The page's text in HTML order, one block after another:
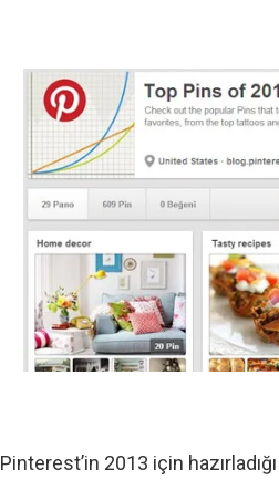
Pinterest’in 2013 için